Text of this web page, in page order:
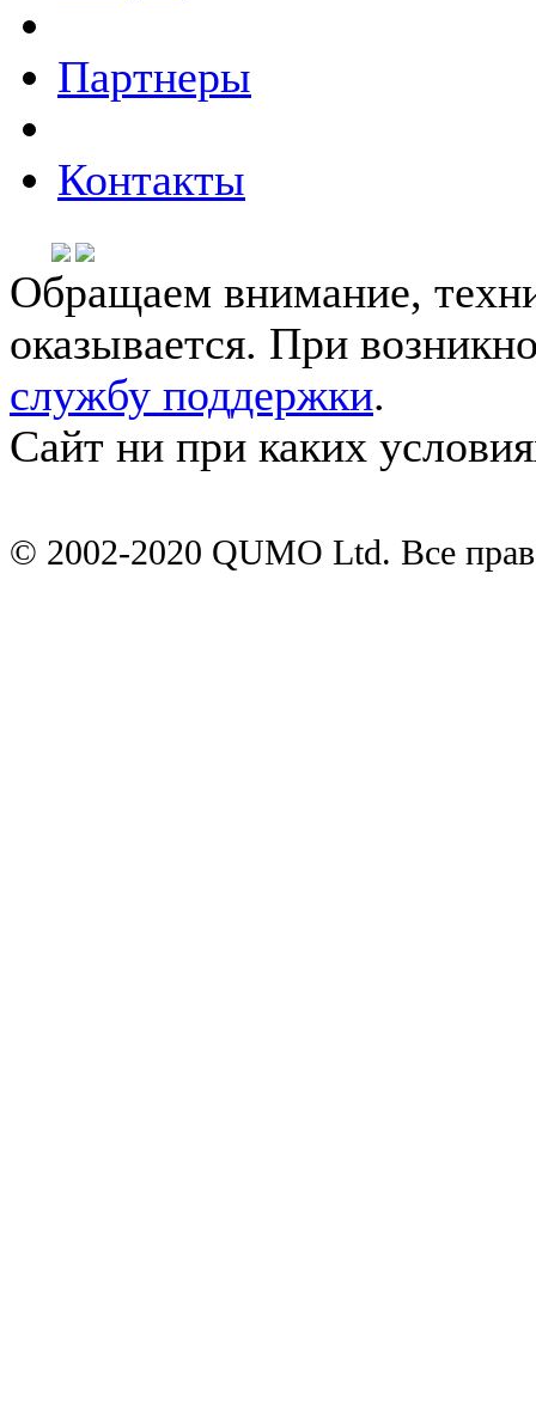
Партнеры
Контакты
Обращаем внимание,
оказывается. При
службу поддержки.
Сайт ни при каких
© 2002-2020 QUMO Ltd. Все